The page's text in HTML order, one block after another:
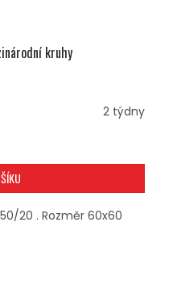
kruhy
2 týdny
20 . Rozměr 60x60